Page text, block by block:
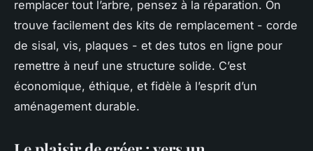
remplacer tout l’arbre, pensez à la réparation. On
trouve facilement des kits de remplacement - corde
de sisal, vis, plaques - et des tutos en ligne pour
remettre à neuf une structure solide. C’est
économique, éthique, et fidèle à l’esprit d’un
aménagement durable.